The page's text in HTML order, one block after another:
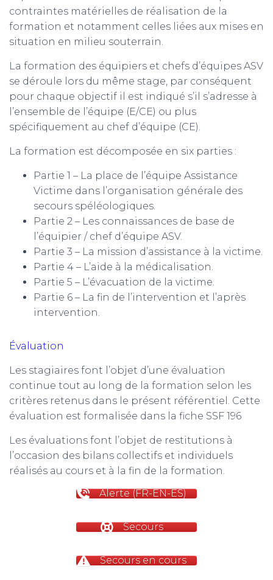
contraintes matérielles de réalisation de la
formation et notamment celles liées aux mises en
situation en milieu souterrain.
La formation des équipiers et chefs d’équipes ASV
se déroule lors du même stage, par conséquent
pour chaque objectif il est indiqué s’il s’adresse à
l’ensemble de l’équipe (E/CE) ou plus
spécifiquement au chef d’équipe (CE).
La formation est décomposée en six parties :
Partie 1 – La place de l’équipe Assistance
Victime dans l’organisation générale des
secours spéléologiques.
Partie 2 – Les connaissances de base de
l’équipier / chef d’équipe ASV.
Partie 3 – La mission d’assistance à la victime.
Partie 4 – L’aide à la médicalisation.
Partie 5 – L’évacuation de la victime.
Partie 6 – La fin de l’intervention et l’après
intervention.
Évaluation
Les stagiaires font l’objet d’une évaluation
continue tout au long de la formation selon les
critères retenus dans le présent référentiel. Cette
évaluation est formalisée dans la fiche SSF 196
Les évaluations font l’objet de restitutions à
l’occasion des bilans collectifs et individuels
réalisés au cours et à la fin de la formation.
Alerte (FR-EN-ES)
Secours
Secours en cours